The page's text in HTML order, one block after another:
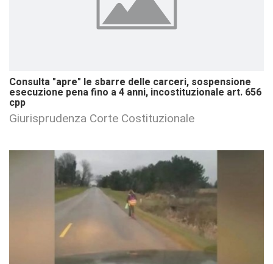
Consulta "apre" le sbarre delle carceri, sospensione
esecuzione pena fino a 4 anni, incostituzionale art. 656
cpp
Giurisprudenza Corte Costituzionale